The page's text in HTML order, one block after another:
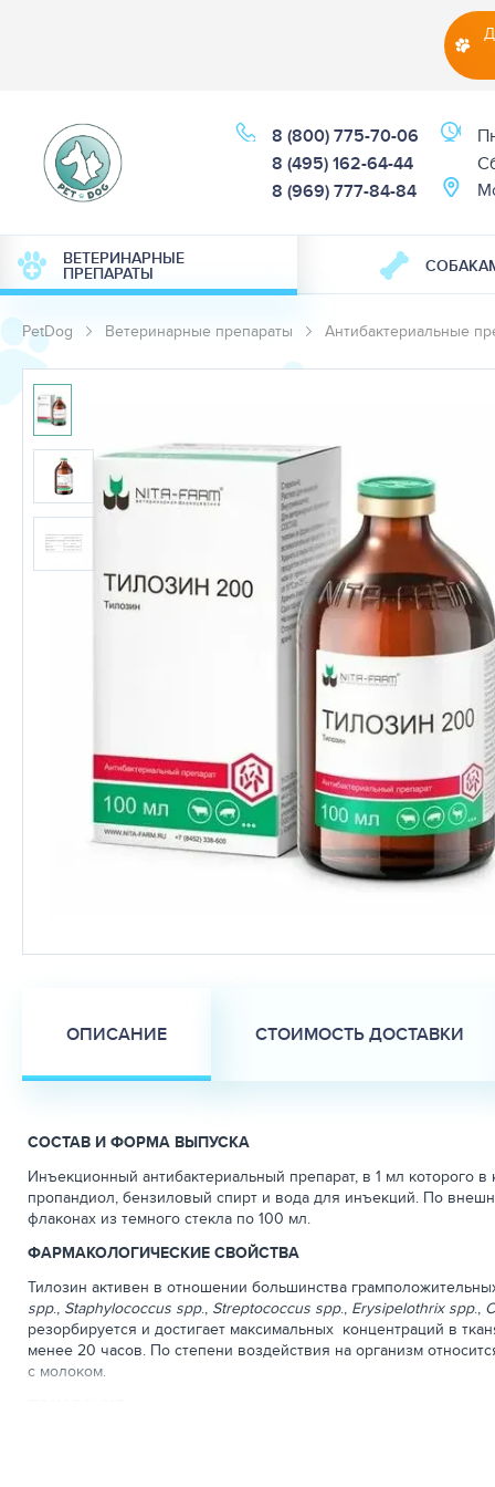
8 (800) 775-70-06
8 (495) 162-64-44
8 (969) 777-84-84
ВЕТЕРИНАРНЫЕ
ПРЕПАРАТЫ
PetDog Ветеринарные препараты Антибактериальные
ОПИСАНИЕ СТОИМОСТЬ ДОСТАВКИ
СОСТАВ И ФОРМА ВЫПУСКА
Инъекционный антибактериальный препарат, в 1 мл которого
пропандиол, бензиловый спирт и вода для инъекций. По
флаконах из темного стекла по 100 мл.
ФАРМАКОЛОГИЧЕСКИЕ СВОЙСТВА
Тилозин активен в отношении большинства
spp., Staphylococcus spp., Streptococcus spp., Erysipelothrix spp.,
резорбируется и достигает максимальных концентраций в
менее 20 часов. По степени воздействия на организм
с молоком.
Назначают для лечения бронхопневмонии крупного рогатого